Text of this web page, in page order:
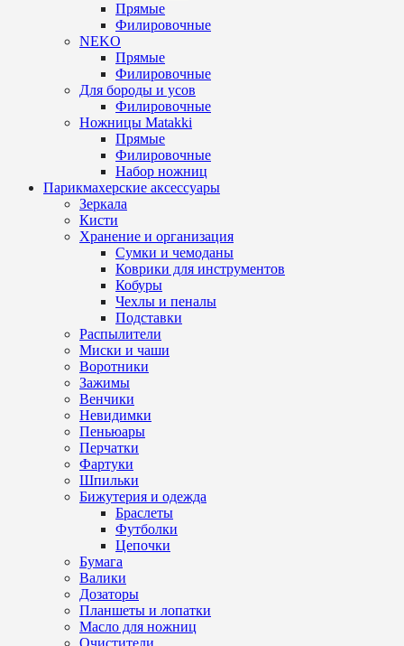
Прямые
Филировочные
NEKO
Прямые
Филировочные
Для бороды и усов
Филировочные
Ножницы Matakki
Прямые
Филировочные
Набор ножниц
Парикмахерские аксессуары
Зеркала
Кисти
Хранение и организация
Сумки и чемоданы
Коврики для инструментов
Кобуры
Чехлы и пеналы
Подставки
Распылители
Миски и чаши
Воротники
Зажимы
Венчики
Невидимки
Пеньюары
Перчатки
Фартуки
Шпильки
Бижутерия и одежда
Браслеты
Футболки
Цепочки
Бумага
Валики
Дозаторы
Планшеты и лопатки
Масло для ножниц